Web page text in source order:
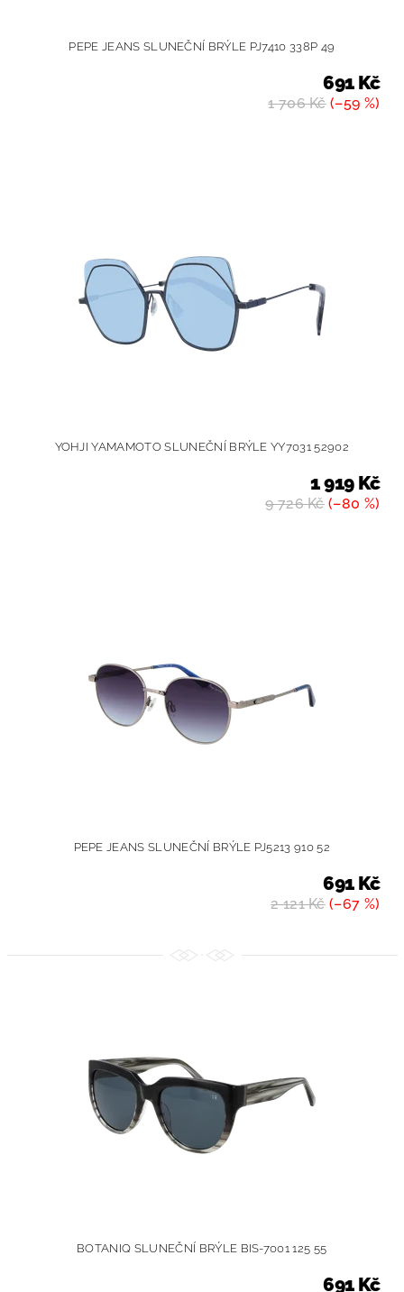
PEPE JEANS SLUNEČNÍ BRÝLE PJ7410 338P 49
1 706 Kč(–59 %)
691 Kč
YOHJI YAMAMOTO SLUNEČNÍ BRÝLE YY7031 52902
9 726 Kč(–80 %)
1 919 Kč
PEPE JEANS SLUNEČNÍ BRÝLE PJ5213 910 52
2 121 Kč(–67 %)
691 Kč
BOTANIQ SLUNEČNÍ BRÝLE BIS-7001 125 55
691 Kč